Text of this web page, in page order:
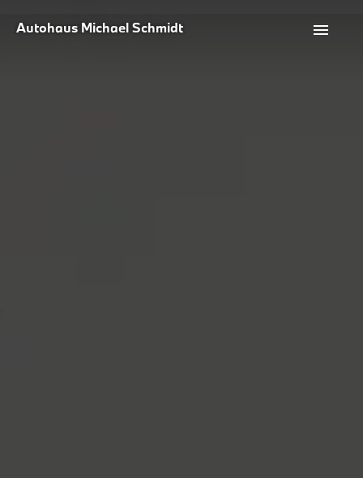
Autohaus Michael Schmidt menu